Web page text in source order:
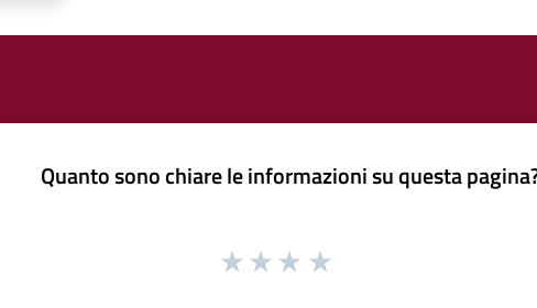
Quanto sono chiare le informazioni su questa